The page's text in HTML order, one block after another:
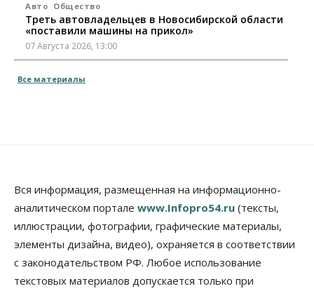
Авто Общество
Треть автовладельцев в Новосибирской области
«поставили машины на прикол»
07 Августа 2026, 13:00
Школы, библиотеки, пешеходные тротуары:
07 Августа 2026, 12:00
Общество
Жители Новосибирска смогут добровольно
повысить свою пенсию
07 Августа 2026, 11:30
Все материалы
Вся информация, размещенная на информационно-
аналитическом портале www.Infopro54.ru (тексты,
иллюстрации, фотографии, графические материалы,
элементы дизайна, видео), охраняется в соответствии
с законодательством РФ. Любое использование
текстовых материалов допускается только при